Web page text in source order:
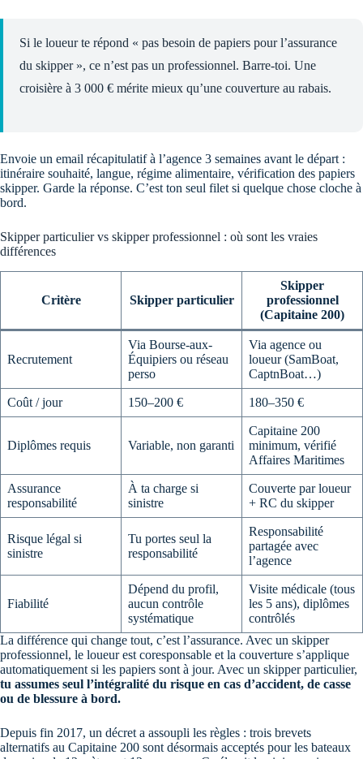
Si le loueur te répond « pas besoin de papiers pour l’assurance
du skipper », ce n’est pas un professionnel. Barre-toi. Une
croisière à 3 000 € mérite mieux qu’une couverture au rabais.
Envoie un email récapitulatif à l’agence 3 semaines avant le départ :
itinéraire souhaité, langue, régime alimentaire, vérification des papiers
skipper. Garde la réponse. C’est ton seul filet si quelque chose cloche à
bord.
Skipper particulier vs skipper professionnel : où sont les vraies
différences
Critère Skipper particulier
Skipper
professionnel
(Capitaine 200)
Recrutement
Via Bourse-aux-
Équipiers ou réseau
perso
Via agence ou
loueur (SamBoat,
CaptnBoat…)
Coût / jour 150–200 € 180–350 €
Diplômes requis Variable, non garanti
Capitaine 200
minimum, vérifié
Affaires Maritimes
Assurance
responsabilité
À ta charge si
sinistre
Couverte par loueur
+ RC du skipper
Risque légal si
sinistre
Tu portes seul la
responsabilité
Responsabilité
partagée avec
l’agence
Fiabilité
Dépend du profil,
aucun contrôle
systématique
Visite médicale (tous
les 5 ans), diplômes
contrôlés
La différence qui change tout, c’est l’assurance. Avec un skipper
professionnel, le loueur est coresponsable et la couverture s’applique
automatiquement si les papiers sont à jour. Avec un skipper particulier,
tu assumes seul l’intégralité du risque en cas d’accident, de casse
ou de blessure à bord.
Depuis fin 2017, un décret a assoupli les règles : trois brevets
alternatifs au Capitaine 200 sont désormais acceptés pour les bateaux